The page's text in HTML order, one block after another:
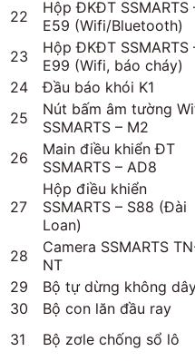
22
Hộp ĐKĐT SSMARTS
E59 (Wifi/Bluetooth)
23
Hộp ĐKĐT SSMARTS
E99 (Wifi, báo cháy)
24
Đầu báo khói K1
25
Nút bấm âm tường
SSMARTS – M2
26
Main điều khiển ĐT
SSMARTS – AD8
27
Hộp điều khiển
SSMARTS – S88 (Đài
Loan)
28
Camera SSMARTS
NT
29
Bộ tự dừng không
30
Bộ con lăn đầu ray
31
Bộ zơle chống sổ lô